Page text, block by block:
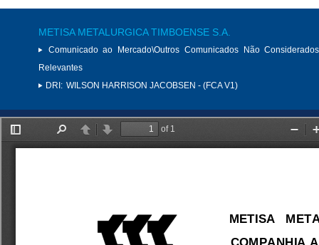
METISA METALURGICA TIMBOENSE S.A.
Comunicado ao Mercado\Outros Comunicados Não
Relevantes
DRI: WILSON HARRISON JACOBSEN - (FCA V1)